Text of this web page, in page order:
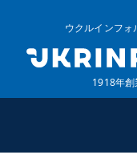
ウクルインフォ
1918年創